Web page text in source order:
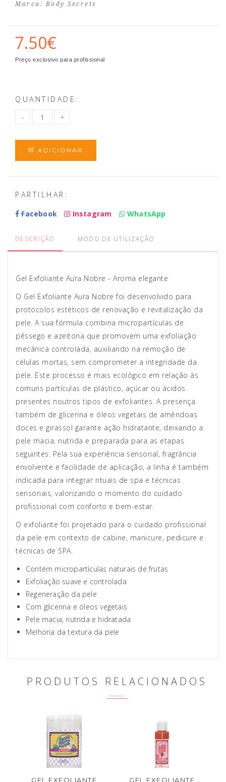
Marca: Body Secrets
7.50€
Preço exclusivo para profissional
QUANTIDADE:
ADICIONAR
PARTILHAR:
Facebook
Instagram WhatsApp
DESCRIÇÃO MODO DE UTILIZAÇÃO
Gel Exfoliante Aura Nobre - Aroma elegante
O Gel Exfoliante Aura Nobre foi desenvolvido para
protocolos estéticos de renovação e revitalização da
pele. A sua fórmula combina micropartículas de
pêssego e azeitona que promovem uma exfoliação
mecânica controlada, auxiliando na remoção de
células mortas, sem comprometer a integridade da
pele. Este processo é mais ecológico em relação às
comuns partículas de plástico, açúcar ou ácidos
presentes noutros tipos de exfoliantes. A presença
também de glicerina e óleos vegetais de amêndoas
doces e girassol garante ação hidratante, deixando a
pele macia, nutrida e preparada para as etapas
seguintes. Pela sua experiência sensorial, fragrância
envolvente e facilidade de aplicação, a linha é também
indicada para integrar rituais de spa e técnicas
sensoriais, valorizando o momento do cuidado
profissional com conforto e bem-estar.
O exfoliante foi projetado para o cuidado profissional
da pele em contexto de cabine, manicure, pedicure e
técnicas de SPA.
Contém micropartículas naturais de frutas
Exfoliação suave e controlada
Regeneração da pele
Com glicerina e óleos vegetais
Pele macia, nutrida e hidratada
Melhoria da textura da pele
PRODUTOS RELACIONADOS
GEL EXFOLIANTE GEL EXFOLIANTE